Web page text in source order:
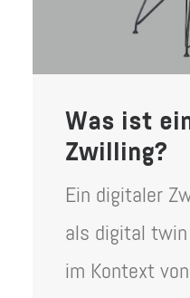
Was ist
Zwilling?
Ein digitaler
als digital
im Kontext